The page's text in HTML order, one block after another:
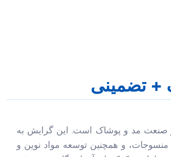
+ تضمینی
صنعت مد و پوشاک است. این گرایش به
و همچنین توسعه مواد نوین و